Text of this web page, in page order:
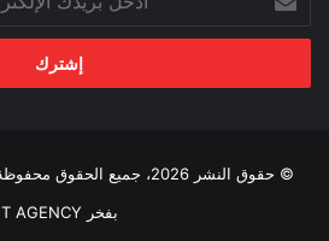
بريدك
الإلكتروني
© حقوق النشر 2026، جميع الحقوق محفوظة |
بفخر T AGENCY